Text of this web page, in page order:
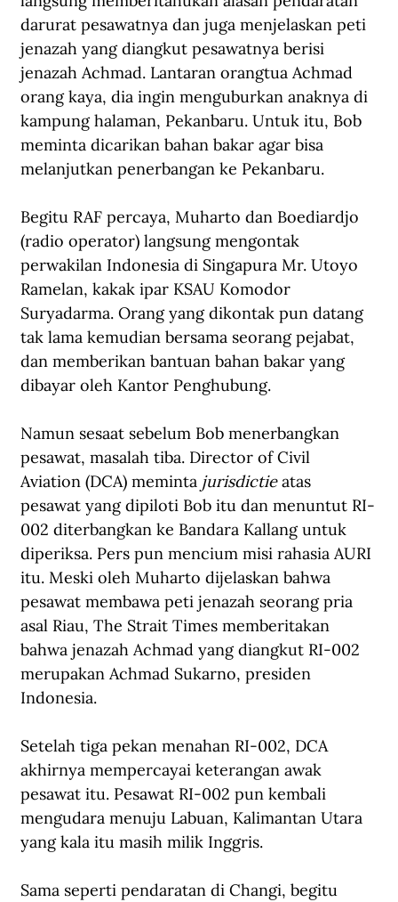
darurat pesawatnya dan juga menjelaskan peti
jenazah yang diangkut pesawatnya berisi
jenazah Achmad. Lantaran orangtua Achmad
orang kaya, dia ingin menguburkan anaknya di
kampung halaman, Pekanbaru. Untuk itu, Bob
meminta dicarikan bahan bakar agar bisa
melanjutkan penerbangan ke Pekanbaru.
Begitu RAF percaya, Muharto dan Boediardjo
(radio operator) langsung mengontak
perwakilan Indonesia di Singapura Mr. Utoyo
Ramelan, kakak ipar KSAU Komodor
Suryadarma. Orang yang dikontak pun datang
tak lama kemudian bersama seorang pejabat,
dan memberikan bantuan bahan bakar yang
dibayar oleh Kantor Penghubung.
Namun sesaat sebelum Bob menerbangkan
pesawat, masalah tiba. Director of Civil
Aviation (DCA) meminta jurisdictie atas
pesawat yang dipiloti Bob itu dan menuntut RI-
002 diterbangkan ke Bandara Kallang untuk
diperiksa. Pers pun mencium misi rahasia AURI
itu. Meski oleh Muharto dijelaskan bahwa
pesawat membawa peti jenazah seorang pria
asal Riau, The Strait Times memberitakan
bahwa jenazah Achmad yang diangkut RI-002
merupakan Achmad Sukarno, presiden
Indonesia.
Setelah tiga pekan menahan RI-002, DCA
akhirnya mempercayai keterangan awak
pesawat itu. Pesawat RI-002 pun kembali
mengudara menuju Labuan, Kalimantan Utara
yang kala itu masih milik Inggris.
Sama seperti pendaratan di Changi, begitu